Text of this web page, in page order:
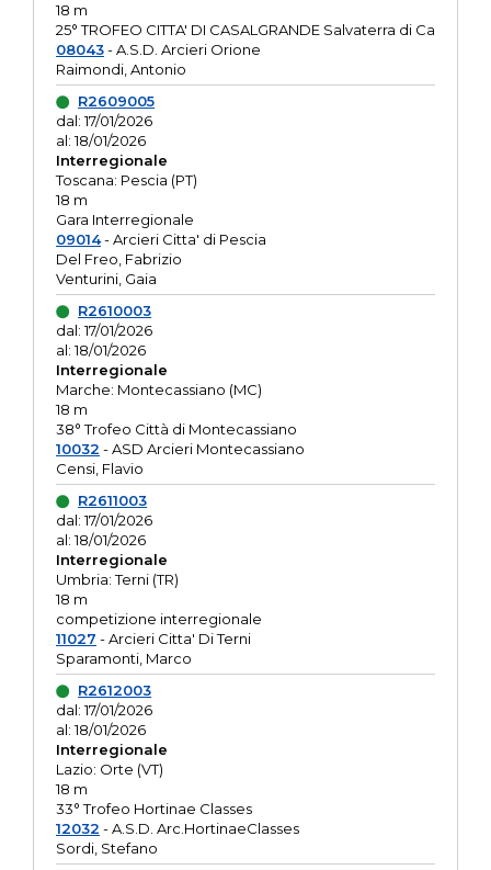
18 m
25° TROFEO CITTA' DI CASALGRANDE Salvaterra di Ca
08043- A.S.D. Arcieri Orione
Raimondi, Antonio
R2609005
dal: 17/01/2026
al: 18/01/2026
Interregionale
Toscana: Pescia (PT)
18 m
Gara Interregionale
09014- Arcieri Citta' di Pescia
Del Freo, Fabrizio
Venturini, Gaia
R2610003
dal: 17/01/2026
al: 18/01/2026
Interregionale
Marche: Montecassiano (MC)
18 m
38° Trofeo Città di Montecassiano
10032 - ASD Arcieri Montecassiano
Censi, Flavio
R2611003
dal: 17/01/2026
al: 18/01/2026
Interregionale
Umbria: Terni (TR)
18 m
competizione interregionale
11027 - Arcieri Citta' Di Terni
Sparamonti, Marco
R2612003
dal: 17/01/2026
al: 18/01/2026
Interregionale
Lazio: Orte (VT)
18 m
33° Trofeo Hortinae Classes
12032 - A.S.D. Arc.HortinaeClasses
Sordi, Stefano